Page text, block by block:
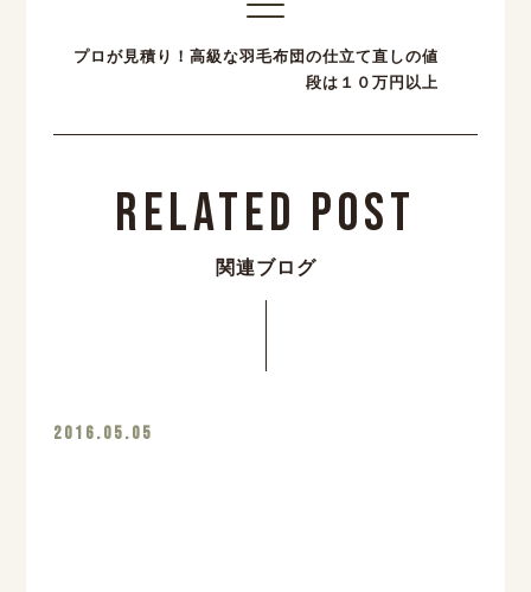
プロが見積り！高級な羽毛布団の仕立て直しの値
段は１０万円以上
Related Post
関連ブログ
2016.05.05